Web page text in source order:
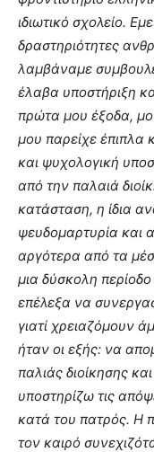
ιδιωτικό σχολείο.
δραστηριότητες
λαμβάναμε
έλαβα υποστήριξη
πρώτα μου έξοδα,
μου παρείχε
και ψυχολογική
από την παλαιά
κατάσταση, η ίδια
ψευδομαρτυρία και
αργότερα από τα
μια δύσκολη
επέλεξα να
γιατί χρειαζόμουν
ήταν οι εξής: να
παλιάς διοίκησης
υποστηρίζω τις
κατά του πατρός. Η
τον καιρό